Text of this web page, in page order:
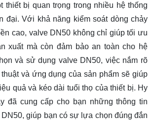
thiết bị quan trọng trong nhiều hệ thống
đại. Với khả năng kiểm soát dòng chảy
cao, valve DN50 không chỉ giúp tối ưu
xuất mà còn đảm bảo an toàn cho hệ
và sử dụng valve DN50, việc nắm rõ
và ứng dụng của sản phẩm sẽ giúp
quả và kéo dài tuổi thọ của thiết bị. Hy
đã cung cấp cho bạn những thông tin
giúp bạn có sự lựa chọn đúng đắn